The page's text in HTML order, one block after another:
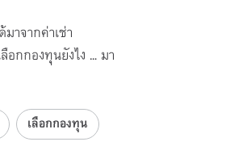
ธีม AI ด้วยหุ้น
/ Google และ
ำมัน กระทบตลาดหุ้น
าจากค่าเช่า
อกกองทุนยังไง … มา
เลือกกองทุน